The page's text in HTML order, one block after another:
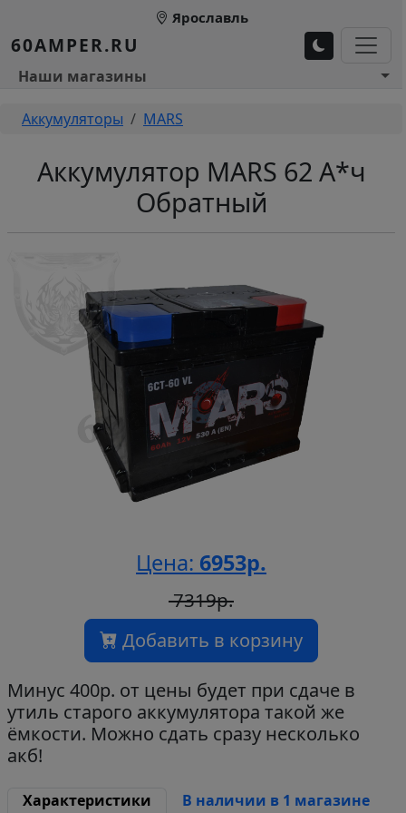
Перейти к основному содержанию
Ярославль
60AMPER.RU
Основное меню 1
Наши магазины
Строка навигации
Аккумуляторы MARS
Аккумулятор MARS 62 А*ч
Обратный
Цена: 6953р.
7319р.
Добавить в корзину
Минус 400р. от цены будет при сдаче в
утиль старого аккумулятора такой же
ёмкости. Можно сдать сразу несколько
акб!
Характеристики
В наличии в 1 магазине